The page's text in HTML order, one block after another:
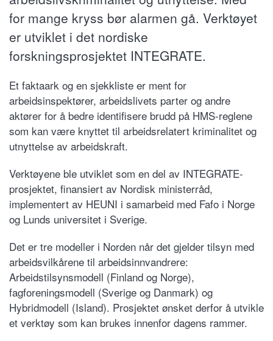
for mange kryss bør alarmen gå. Verktøyet
er utviklet i det nordiske
forskningsprosjektet INTEGRATE.
Et faktaark og en sjekkliste er ment for
arbeidsinspektører, arbeidslivets parter og andre
aktører for å bedre identifisere brudd på HMS-reglene
som kan være knyttet til arbeidsrelatert kriminalitet og
utnyttelse av arbeidskraft.
Verktøyene ble utviklet som en del av INTEGRATE-
prosjektet, finansiert av Nordisk ministerråd,
implementert av HEUNI i samarbeid med Fafo i Norge
og Lunds universitet i Sverige.
Det er tre modeller i Norden når det gjelder tilsyn med
arbeidsvilkårene til arbeidsinnvandrere:
Arbeidstilsynsmodell (Finland og Norge),
fagforeningsmodell (Sverige og Danmark) og
Hybridmodell (Island). Prosjektet ønsket derfor å utvikle
et verktøy som kan brukes innenfor dagens rammer.